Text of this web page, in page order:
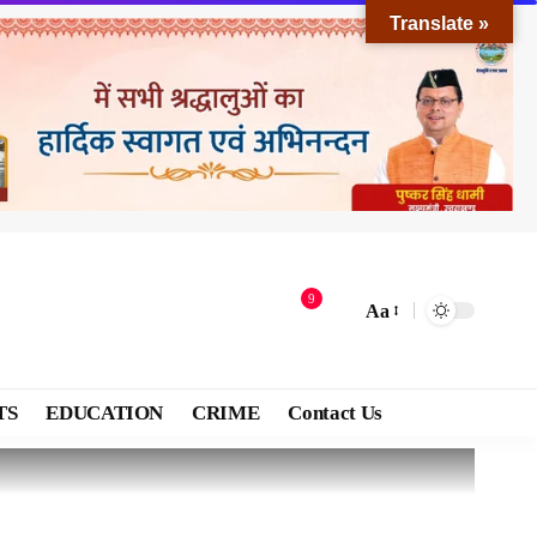
9
Aa
EDUCATION CRIME Contact Us
Translate »